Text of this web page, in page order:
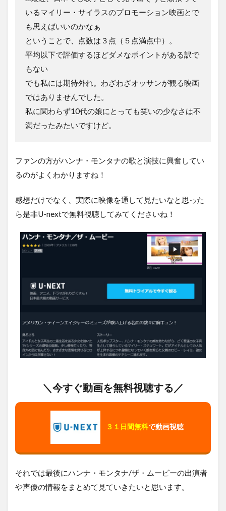
いるマイリー・サイラスのプロモーション映画とで
も思えばいいのかなぁ
ということで、点数は３点（５点満点中）。
平均以下で評価するほどダメなポイントがある訳で
もない
でも私には期待外れ。わざわざオッサンが観る映画
ではありませんでした。
私に関わらず10代の娘にとっても笑いの少なさは不
満だったみたいですけど。
ファンの方がハンナ・モンタナの歌と演技に興奮してい
るのがよくわかりますね！
感想だけでなく、実際に映像を通して見たいなと思った
ら是非U-nextで無料視聴してみてくださいね！
＼今すぐ動画を無料視聴する／
３１日間無料で動画視聴
それでは最後にハンナ・モンタナ/ザ・ムービーの出演者
や声優の情報をまとめて見ていきたいと思います。